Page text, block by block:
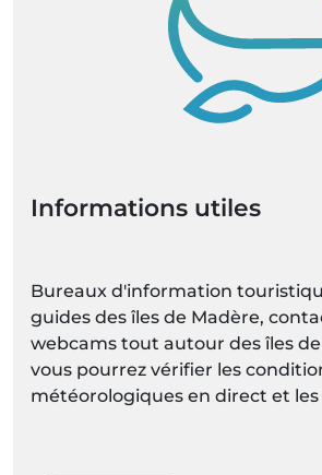
Informations utiles
Bureaux d'information
guides des îles de Madère,
webcams tout autour des îles
vous pourrez vérifier les
météorologiques en direct et